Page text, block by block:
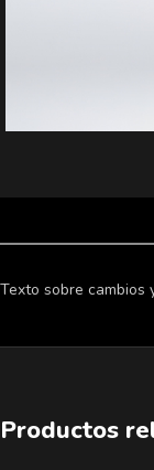
Texto sobre cambios
Productos